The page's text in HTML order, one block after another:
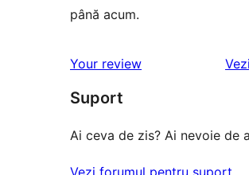
până acum.
Your review
Suport
Ai ceva de zis? Ai nevoie de